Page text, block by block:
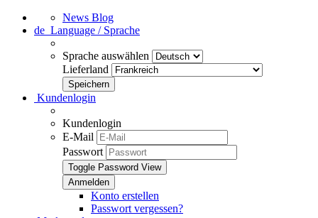
News Blog
de Language / Sprache
Sprache auswählen
Lieferland
Kundenlogin
Kundenlogin
E-Mail
Passwort
Toggle Password View
Konto erstellen
Passwort vergessen?